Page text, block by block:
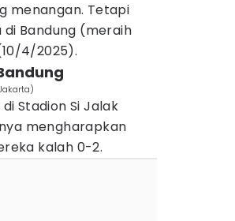
menangan. Tetapi
Bandung (meraih
4/2025).
Stadion Si Jalak
mengharapkan
kalah 0-2.